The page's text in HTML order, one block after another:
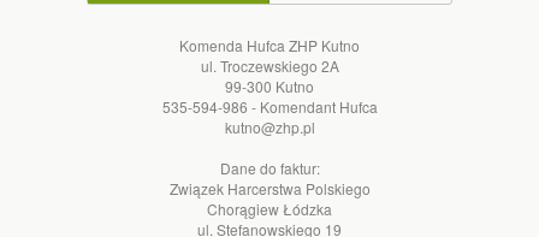
Komenda Hufca ZHP Kutno
ul. Troczewskiego 2A
99-300 Kutno
535-594-986 - Komendant Hufca
kutno@zhp.pl
Dane do faktur:
Związek Harcerstwa Polskiego
Chorągiew Łódzka
ul. Stefanowskiego 19